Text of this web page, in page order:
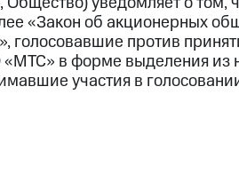
«Закон об акционерных
против
в форме выделения
участия в